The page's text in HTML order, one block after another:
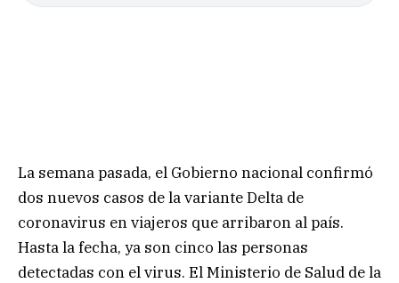
La semana pasada, el Gobierno nacional confirmó
dos nuevos casos de la variante Delta de
coronavirus en viajeros que arribaron al país.
Hasta la fecha, ya son cinco las personas
detectadas con el virus. El Ministerio de Salud de la